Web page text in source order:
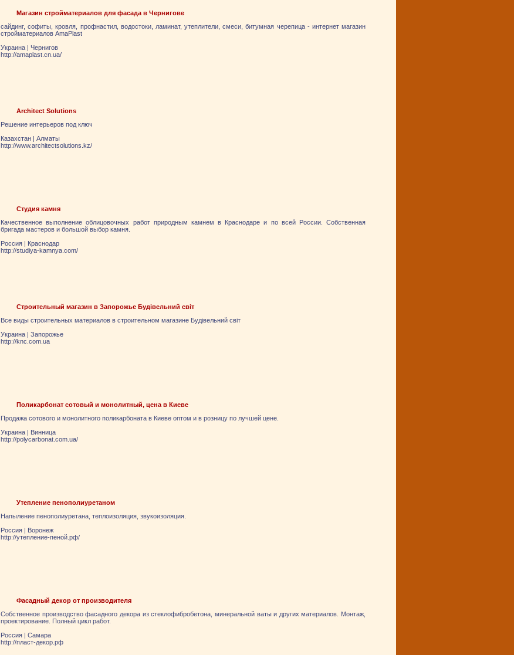
Магазин стройматериалов для фасада в Чернигове
сайдинг, софиты, кровля, профнастил, водостоки, ламинат, утеплители, смеси, битумная черепица - интернет магазин
стройматериалов AmaPlast
Украина | Чернигов
http://amaplast.cn.ua/
Architect Solutions
Решение интерьеров под ключ
Казахстан | Алматы
http://www.architectsolutions.kz/
Студия камня
Качественное выполнение облицовочных работ природным камнем в Краснодаре и по всей России. Собственная
бригада мастеров и большой выбор камня.
Россия | Краснодар
http://studiya-kamnya.com/
Строительный магазин в Запорожье Будівельний світ
Все виды строительных материалов в строительном магазине Будівельний світ
Украина | Запорожье
http://knc.com.ua
Поликарбонат сотовый и монолитный, цена в Киеве
Продажа сотового и монолитного поликарбоната в Киеве оптом и в розницу по лучшей цене.
Украина | Винница
http://polycarbonat.com.ua/
Утепление пенополиуретаном
Напыление пенополиуретана, теплоизоляция, звукоизоляция.
Россия | Воронеж
http://утепление-пеной.рф/
Фасадный декор от производителя
Собственное производство фасадного декора из стеклофибробетона, минеральной ваты и других материалов. Монтаж,
проектирование. Полный цикл работ.
Россия | Самара
http://пласт-декор.рф